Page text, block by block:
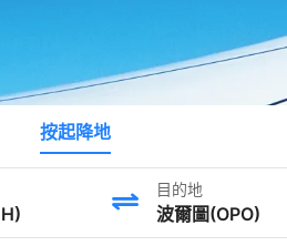
按起降地
目的地